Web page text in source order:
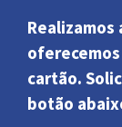
cartão.
botão